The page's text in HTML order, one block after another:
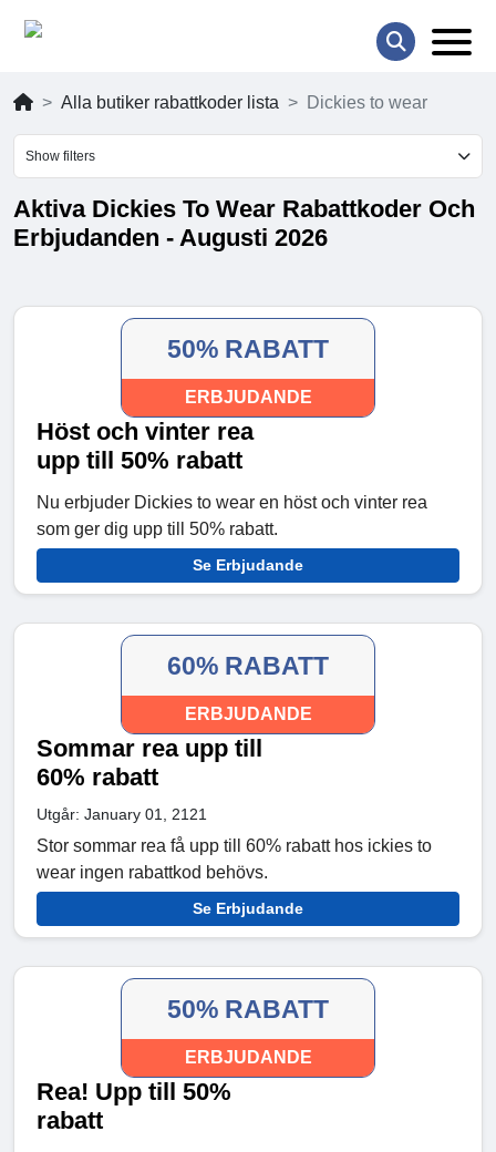
Alla butiker rabattkoder lista Dickies to wear
Show filters
Aktiva Dickies To Wear Rabattkoder Och
Erbjudanden - Augusti 2026
50% RABATT
ERBJUDANDE
Höst och vinter rea
upp till 50% rabatt
Nu erbjuder Dickies to wear en höst och vinter rea
som ger dig upp till 50% rabatt.
Se Erbjudande
60% RABATT
ERBJUDANDE
Sommar rea upp till
60% rabatt
Utgår: January 01, 2121
Stor sommar rea få upp till 60% rabatt hos ickies to
wear ingen rabattkod behövs.
Se Erbjudande
50% RABATT
ERBJUDANDE
Rea! Upp till 50%
rabatt